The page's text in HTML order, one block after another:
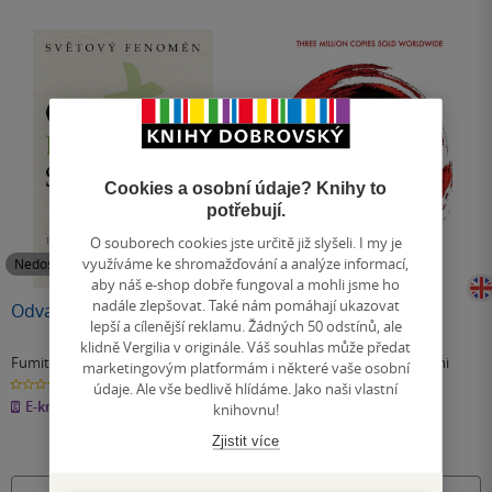
Nedostupné
Odvaha být šťastný
Fumitake Koga,Ičiró Kišimi
0.0
z
5
hvězdiček
E-kniha
Nedostupné
The Courage To Be
Disliked: How to free
yourself, change your life
and achieve real
happiness
Fumitake Koga, Ichiro Kishimi
0.0
z
5
hvězdiček
měkká vazba
Cookies a osobní údaje? Knihy to
potřebují.
O souborech cookies jste určitě již slyšeli. I my je
využíváme ke shromažďování a analýze informací,
aby náš e-shop dobře fungoval a mohli jsme ho
nadále zlepšovat. Také nám pomáhají ukazovat
lepší a cílenější reklamu. Žádných 50 odstínů, ale
klidně Vergilia v originále. Váš souhlas může předat
marketingovým platformám i některé vaše osobní
údaje. Ale vše bedlivě hlídáme. Jako naši vlastní
knihovnu!
Zjistit více